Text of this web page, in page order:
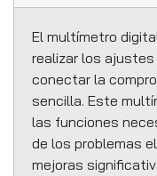
El multímetro
realizar los
conectar la
sencilla. Este
las funciones
de los problemas
mejoras